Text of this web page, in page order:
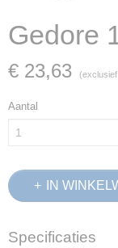
Gedore
€ 23,63
Aantal
IN
Specificaties